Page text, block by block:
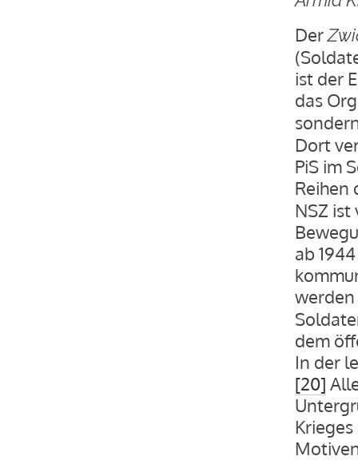
Der
ist der
das
Dort
PiS im
Reihen
NSZ
ab
dem
In der
[20]